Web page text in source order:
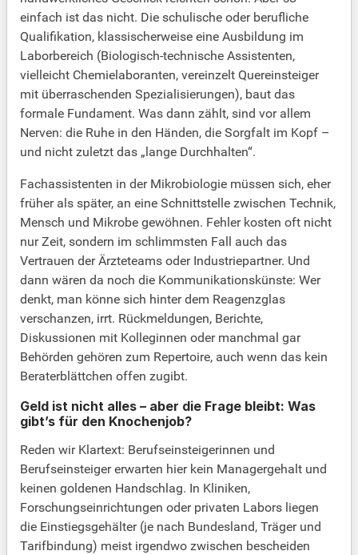
einfach ist das nicht. Die schulische oder berufliche
Qualifikation, klassischerweise eine Ausbildung im
Laborbereich (Biologisch-technische Assistenten,
vielleicht Chemielaboranten, vereinzelt Quereinsteiger
mit überraschenden Spezialisierungen), baut das
formale Fundament. Was dann zählt, sind vor allem
Nerven: die Ruhe in den Händen, die Sorgfalt im Kopf –
und nicht zuletzt das „lange Durchhalten“.
Fachassistenten in der Mikrobiologie müssen sich, eher
früher als später, an eine Schnittstelle zwischen Technik,
Mensch und Mikrobe gewöhnen. Fehler kosten oft nicht
nur Zeit, sondern im schlimmsten Fall auch das
Vertrauen der Ärzteteams oder Industriepartner. Und
dann wären da noch die Kommunikationskünste: Wer
denkt, man könne sich hinter dem Reagenzglas
verschanzen, irrt. Rückmeldungen, Berichte,
Diskussionen mit Kolleginnen oder manchmal gar
Behörden gehören zum Repertoire, auch wenn das kein
Beraterblättchen offen zugibt.
Geld ist nicht alles – aber die Frage bleibt: Was
gibt’s für den Knochenjob?
Reden wir Klartext: Berufseinsteigerinnen und
Berufseinsteiger erwarten hier kein Managergehalt und
keinen goldenen Handschlag. In Kliniken,
Forschungseinrichtungen oder privaten Labors liegen
die Einstiegsgehälter (je nach Bundesland, Träger und
Tarifbindung) meist irgendwo zwischen bescheiden